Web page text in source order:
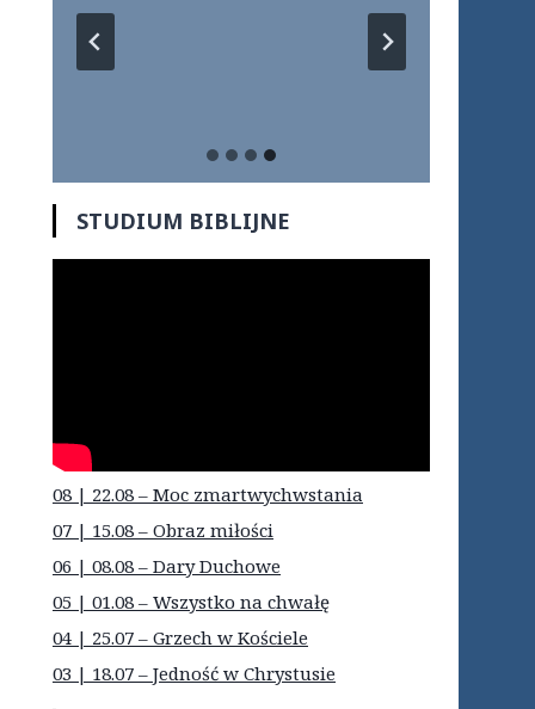
STUDIUM BIBLIJNE
08 | 22.08 – Moc zmartwychwstania
07 | 15.08 – Obraz miłości
06 | 08.08 – Dary Duchowe
05 | 01.08 – Wszystko na chwałę
04 | 25.07 – Grzech w Kościele
03 | 18.07 – Jedność w Chrystusie